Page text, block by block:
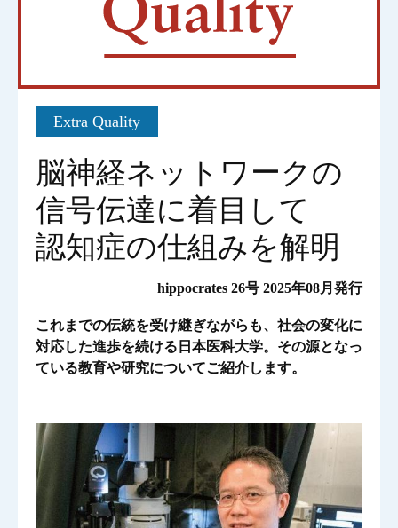
Extra Quality
脳神経ネットワークの
信号伝達に着目して
認知症の仕組みを解明
hippocrates 26号 2025年08月発行
これまでの伝統を受け継ぎながらも、社会の変化に
対応した進歩を続ける日本医科大学。その源となっ
ている教育や研究についてご紹介します。